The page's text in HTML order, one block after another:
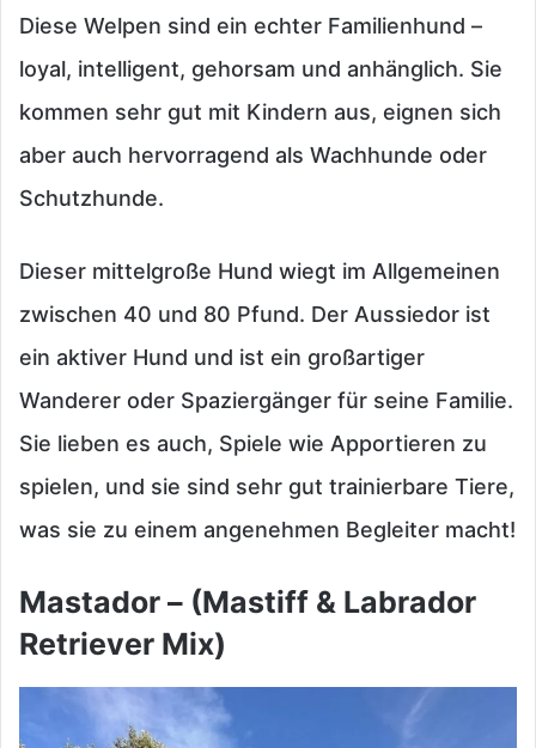
Diese Welpen sind ein echter Familienhund –
loyal, intelligent, gehorsam und anhänglich. Sie
kommen sehr gut mit Kindern aus, eignen sich
aber auch hervorragend als Wachhunde oder
Schutzhunde.
Dieser mittelgroße Hund wiegt im Allgemeinen
zwischen 40 und 80 Pfund. Der Aussiedor ist
ein aktiver Hund und ist ein großartiger
Wanderer oder Spaziergänger für seine Familie.
Sie lieben es auch, Spiele wie Apportieren zu
spielen, und sie sind sehr gut trainierbare Tiere,
was sie zu einem angenehmen Begleiter macht!
Mastador – (Mastiff & Labrador
Retriever Mix)